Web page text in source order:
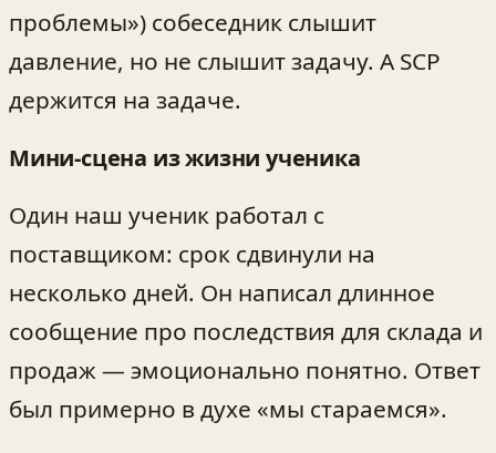
проблемы») собеседник слышит
давление, но не слышит задачу. А SCP
держится на задаче.
Мини-сцена из жизни ученика
Один наш ученик работал с
поставщиком: срок сдвинули на
несколько дней. Он написал длинное
сообщение про последствия для склада и
продаж — эмоционально понятно. Ответ
был примерно в духе «мы стараемся».